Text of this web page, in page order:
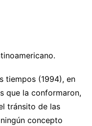
tiempos (1994), en
que la conformaron,
tránsito de las
concepto